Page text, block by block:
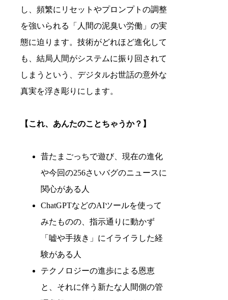
し、頻繁にリセットやプロンプトの調整
を強いられる「人間の泥臭い労働」の実
態に迫ります。技術がどれほど進化して
も、結局人間がシステムに振り回されて
しまうという、デジタルお世話の意外な
真実を浮き彫りにします。
【これ、あんたのことちゃうか？】
昔たまごっちで遊び、現在の進化
や今回の256さいバグのニュースに
関心がある人
ChatGPTなどのAIツールを使って
みたものの、指示通りに動かず
「嘘や手抜き」にイライラした経
験がある人
テクノロジーの進歩による恩恵
と、それに伴う新たな人間側の管